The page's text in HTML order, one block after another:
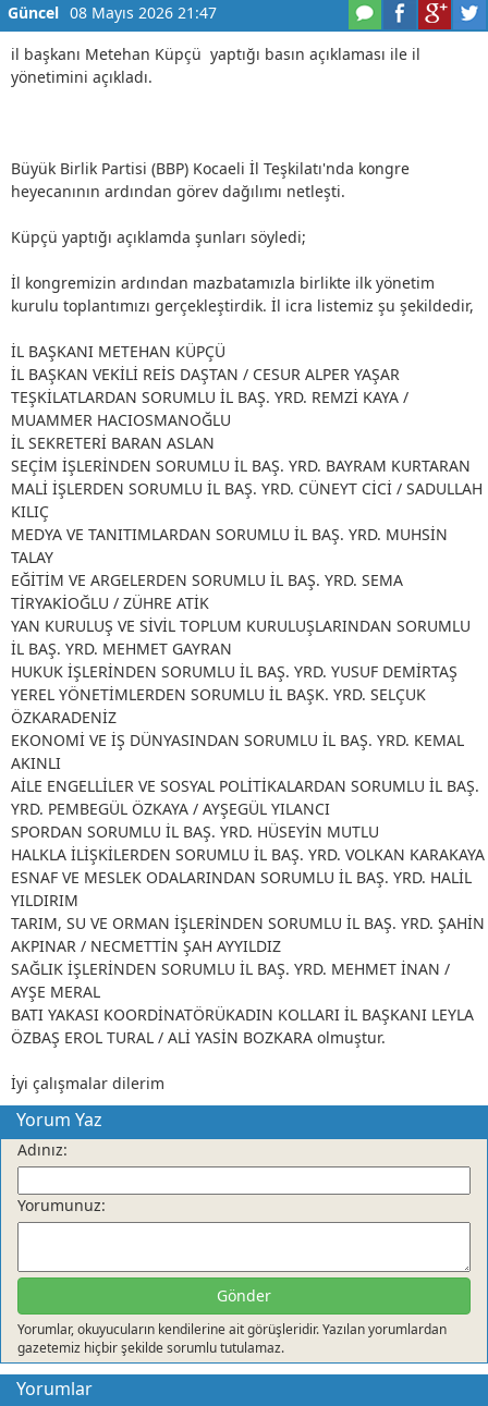
Güncel 08 Mayıs 2026 21:47
il başkanı Metehan Küpçü yaptığı basın açıklaması ile il
yönetimini açıkladı.
Büyük Birlik Partisi (BBP) Kocaeli İl Teşkilatı'nda kongre
heyecanının ardından görev dağılımı netleşti.
Küpçü yaptığı açıklamda şunları söyledi;
İl kongremizin ardından mazbatamızla birlikte ilk yönetim
kurulu toplantımızı gerçekleştirdik. İl icra listemiz şu şekildedir,
İL BAŞKANI METEHAN KÜPÇÜ
İL BAŞKAN VEKİLİ REİS DAŞTAN / CESUR ALPER YAŞAR
TEŞKİLATLARDAN SORUMLU İL BAŞ. YRD. REMZİ KAYA /
MUAMMER HACIOSMANOĞLU
İL SEKRETERİ BARAN ASLAN
SEÇİM İŞLERİNDEN SORUMLU İL BAŞ. YRD. BAYRAM KURTARAN
MALİ İŞLERDEN SORUMLU İL BAŞ. YRD. CÜNEYT CİCİ / SADULLAH
KILIÇ
MEDYA VE TANITIMLARDAN SORUMLU İL BAŞ. YRD. MUHSİN
TALAY
EĞİTİM VE ARGELERDEN SORUMLU İL BAŞ. YRD. SEMA
TİRYAKİOĞLU / ZÜHRE ATİK
YAN KURULUŞ VE SİVİL TOPLUM KURULUŞLARINDAN SORUMLU
İL BAŞ. YRD. MEHMET GAYRAN
HUKUK İŞLERİNDEN SORUMLU İL BAŞ. YRD. YUSUF DEMİRTAŞ
YEREL YÖNETİMLERDEN SORUMLU İL BAŞK. YRD. SELÇUK
ÖZKARADENİZ
EKONOMİ VE İŞ DÜNYASINDAN SORUMLU İL BAŞ. YRD. KEMAL
AKINLI
AİLE ENGELLİLER VE SOSYAL POLİTİKALARDAN SORUMLU İL BAŞ.
YRD. PEMBEGÜL ÖZKAYA / AYŞEGÜL YILANCI
SPORDAN SORUMLU İL BAŞ. YRD. HÜSEYİN MUTLU
HALKLA İLİŞKİLERDEN SORUMLU İL BAŞ. YRD. VOLKAN KARAKAYA
ESNAF VE MESLEK ODALARINDAN SORUMLU İL BAŞ. YRD. HALİL
YILDIRIM
TARIM, SU VE ORMAN İŞLERİNDEN SORUMLU İL BAŞ. YRD. ŞAHİN
AKPINAR / NECMETTİN ŞAH AYYILDIZ
SAĞLIK İŞLERİNDEN SORUMLU İL BAŞ. YRD. MEHMET İNAN /
AYŞE MERAL
BATI YAKASI KOORDİNATÖRÜKADIN KOLLARI İL BAŞKANI LEYLA
ÖZBAŞ EROL TURAL / ALİ YASİN BOZKARA olmuştur.
İyi çalışmalar dilerim
Yorum Yaz
Adınız:
Yorumunuz:
Gönder
Yorumlar, okuyucuların kendilerine ait görüşleridir. Yazılan yorumlardan
gazetemiz hiçbir şekilde sorumlu tutulamaz.
Yorumlar
Gastro Kent Kartepe
DİDEM ÖZİRİ
Küçük Mavi Nokta
23 NİSAN BAYRAM KUTLAMALARI DEDEKTÖRE TAKILDI
Cüneyt Karaman
ZAHİD, BİZİ TAN EYLEME